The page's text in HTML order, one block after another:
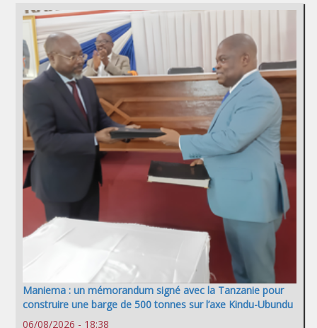
Maniema : un mémorandum signé avec la Tanzanie pour
construire une barge de 500 tonnes sur l’axe Kindu-Ubundu
06/08/2026 - 18:38